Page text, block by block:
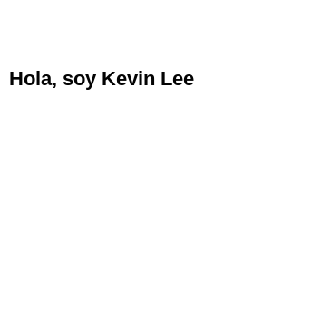
Hola, soy Kevin Lee